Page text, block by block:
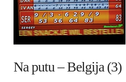
Na putu – Belgija (3)